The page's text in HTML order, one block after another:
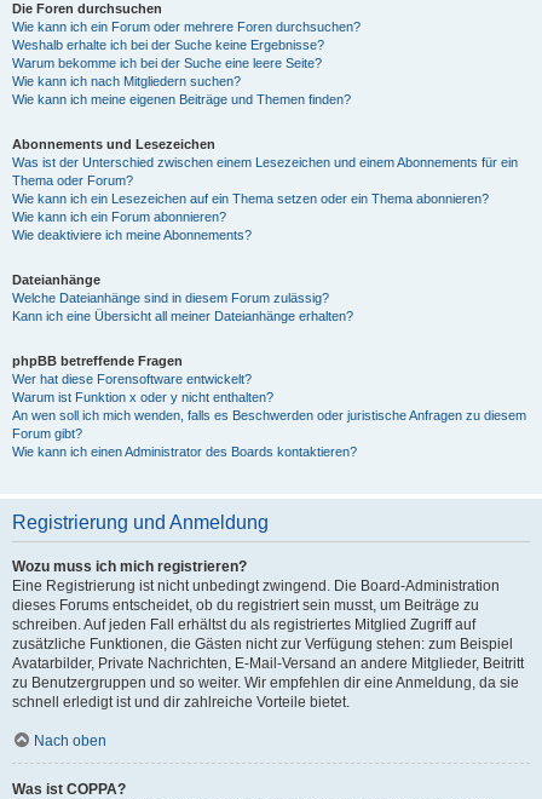
Die Foren durchsuchen
Wie kann ich ein Forum oder mehrere Foren durchsuchen?
Weshalb erhalte ich bei der Suche keine Ergebnisse?
Warum bekomme ich bei der Suche eine leere Seite?
Wie kann ich nach Mitgliedern suchen?
Wie kann ich meine eigenen Beiträge und Themen finden?
Abonnements und Lesezeichen
Was ist der Unterschied zwischen einem Lesezeichen und einem Abonnements für ein
Thema oder Forum?
Wie kann ich ein Lesezeichen auf ein Thema setzen oder ein Thema abonnieren?
Wie kann ich ein Forum abonnieren?
Wie deaktiviere ich meine Abonnements?
Dateianhänge
Welche Dateianhänge sind in diesem Forum zulässig?
Kann ich eine Übersicht all meiner Dateianhänge erhalten?
phpBB betreffende Fragen
Wer hat diese Forensoftware entwickelt?
Warum ist Funktion x oder y nicht enthalten?
An wen soll ich mich wenden, falls es Beschwerden oder juristische Anfragen zu diesem
Forum gibt?
Wie kann ich einen Administrator des Boards kontaktieren?
Registrierung und Anmeldung
Wozu muss ich mich registrieren?
Eine Registrierung ist nicht unbedingt zwingend. Die Board-Administration
dieses Forums entscheidet, ob du registriert sein musst, um Beiträge zu
schreiben. Auf jeden Fall erhältst du als registriertes Mitglied Zugriff auf
zusätzliche Funktionen, die Gästen nicht zur Verfügung stehen: zum Beispiel
Avatarbilder, Private Nachrichten, E-Mail-Versand an andere Mitglieder, Beitritt
zu Benutzergruppen und so weiter. Wir empfehlen dir eine Anmeldung, da sie
schnell erledigt ist und dir zahlreiche Vorteile bietet.
Nach oben
Was ist COPPA?